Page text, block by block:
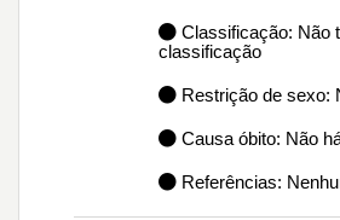
Classificação: Não
classificação
Restrição de sexo:
Causa óbito: Não
Referências: